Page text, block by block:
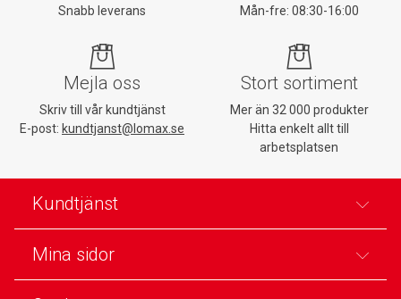
Snabb leverans
Mån-fre: 08:30-16:00
Mejla oss
Skriv till vår kundtjänst
E-post: kundtjanst@lomax.se
Stort sortiment
Mer än 32 000 produkter
Hitta enkelt allt till
arbetsplatsen
Kundtjänst
Mina sidor